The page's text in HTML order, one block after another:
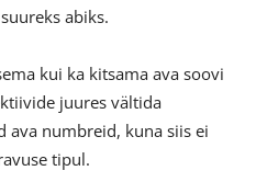
abiks.
kui ka kitsama ava soovi
juures vältida
ava numbreid, kuna siis ei
tipul.